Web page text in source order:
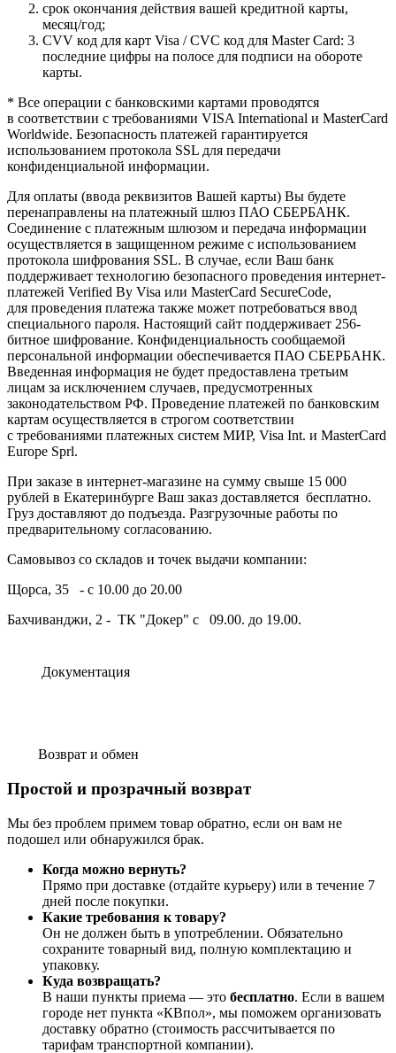
cрок окончания действия вашей кредитной карты,
месяц/год;
CVV код для карт Visa / CVC код для Master Card: 3
последние цифры на полосе для подписи на обороте
карты.
* Все операции с банковскими картами проводятся
в соответствии с требованиями VISA International и MasterCard
Worldwide. Безопасность платежей гарантируется
использованием протокола SSL для передачи
конфиденциальной информации.
Для оплаты (ввода реквизитов Вашей карты) Вы будете
перенаправлены на платежный шлюз ПАО СБЕРБАНК.
Соединение с платежным шлюзом и передача информации
осуществляется в защищенном режиме с использованием
протокола шифрования SSL. В случае, если Ваш банк
поддерживает технологию безопасного проведения интернет-
платежей Verified By Visa или MasterCard SecureCode,
для проведения платежа также может потребоваться ввод
специального пароля. Настоящий сайт поддерживает 256-
битное шифрование. Конфиденциальность сообщаемой
персональной информации обеспечивается ПАО СБЕРБАНК.
Введенная информация не будет предоставлена третьим
лицам за исключением случаев, предусмотренных
законодательством РФ. Проведение платежей по банковским
картам осуществляется в строгом соответствии
с требованиями платежных систем МИР, Visa Int. и MasterCard
Europe Sprl.
При заказе в интернет-магазине на сумму свыше 15 000
рублей в Екатеринбурге Ваш заказ доставляется бесплатно.
Груз доставляют до подъезда. Разгрузочные работы по
предварительному согласованию.
Самовывоз со складов и точек выдачи компании:
Щорса, 35 - с 10.00 до 20.00
Бахчиванджи, 2 - ТК "Докер" с 09.00. до 19.00.
Документация
Возврат и обмен
Простой и прозрачный возврат
Мы без проблем примем товар обратно, если он вам не
подошел или обнаружился брак.
Когда можно вернуть?
Прямо при доставке (отдайте курьеру) или в течение 7
дней после покупки.
Какие требования к товару?
Он не должен быть в употреблении. Обязательно
сохраните товарный вид, полную комплектацию и
упаковку.
Куда возвращать?
В наши пункты приема — это бесплатно. Если в вашем
городе нет пункта «КВпол», мы поможем организовать
доставку обратно (стоимость рассчитывается по
тарифам транспортной компании).